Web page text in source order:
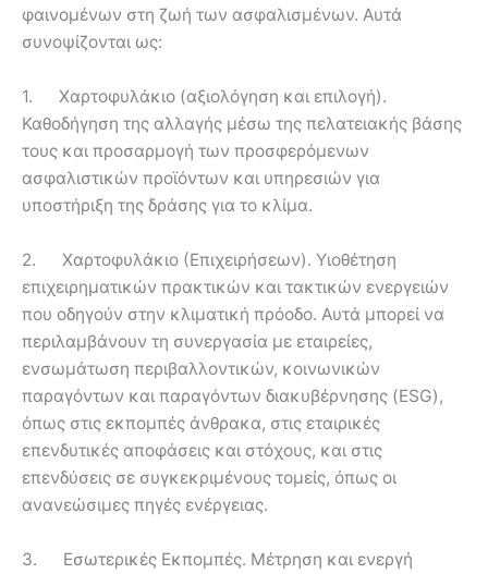
φαινομένων στη ζωή των ασφαλισμένων. Αυτά
συνοψίζονται ως:
1. Χαρτοφυλάκιο (αξιολόγηση και επιλογή).
Καθοδήγηση της αλλαγής μέσω της πελατειακής βάσης
τους και προσαρμογή των προσφερόμενων
ασφαλιστικών προϊόντων και υπηρεσιών για
υποστήριξη της δράσης για το κλίμα.
2. Χαρτοφυλάκιο (Επιχειρήσεων). Υιοθέτηση
επιχειρηματικών πρακτικών και τακτικών ενεργειών
που οδηγούν στην κλιματική πρόοδο. Αυτά μπορεί να
περιλαμβάνουν τη συνεργασία με εταιρείες,
ενσωμάτωση περιβαλλοντικών, κοινωνικών
παραγόντων και παραγόντων διακυβέρνησης (ESG),
όπως στις εκπομπές άνθρακα, στις εταιρικές
επενδυτικές αποφάσεις και στόχους, και στις
επενδύσεις σε συγκεκριμένους τομείς, όπως οι
ανανεώσιμες πηγές ενέργειας.
3. Εσωτερικές Εκπομπές. Μέτρηση και ενεργή